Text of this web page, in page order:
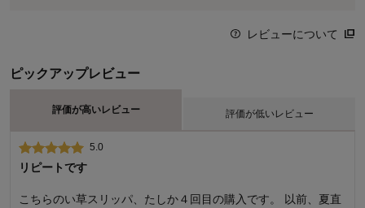
レビューについて
ピックアップレビュー
評価が高いレビュー 評価が低いレビュー
5.0
リピートです
こちらのい草スリッパ、たしか４回目の購入です。 以前、夏直
1.0
Mサイズなのに25センチ対応サイズ
スリッパがすきで、デザインにひかれ、サイズはMサイズを購